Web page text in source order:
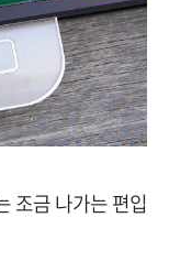
조금 나가는 편입